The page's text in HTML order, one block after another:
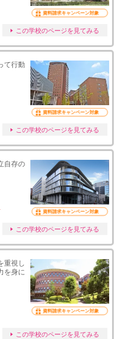
資料請求キャンペーン対象
この学校のページを見てみる
て行動
資料請求キャンペーン対象
この学校のページを見てみる
自存の
資料請求キャンペーン対象
この学校のページを見てみる
重視し
を身に
資料請求キャンペーン対象
この学校のページを見てみる